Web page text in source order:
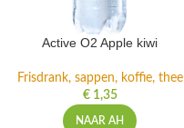
Active O2 Apple kiwi
Frisdrank, sappen, koffie, thee
€1,35
NAAR AH